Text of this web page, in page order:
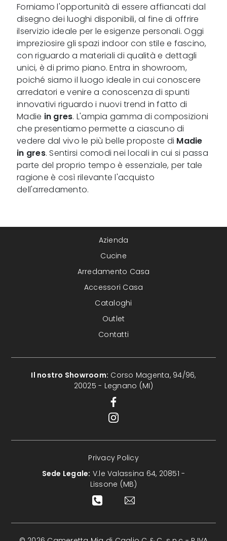
Forniamo l'opportunità di essere affiancati dal
disegno dei luoghi disponibili, al fine di offrire
ilservizio ideale per le esigenze personali. Oggi
impreziosire gli spazi indoor con stile e fascino,
con riguardo a materiali di qualità e dettagli
unici, è di primo piano. Entra in showroom,
poiché siamo il luogo ideale in cui conoscere
arredatori e venire a conoscenza di spunti
innovativi riguardo i nuovi trend in fatto di
Madie in gres. L'ampia gamma di composizioni
che presentiamo permette a ciascuno di
vedere dal vivo le più belle proposte di Madie
in gres. Sentirsi comodi nei locali in cui si passa
parte del proprio tempo è essenziale, per tale
ragione è così rilevante l'acquisto
dell'arredamento.
Azienda
Cucine
Arredamento Casa
Accessori Casa
Cataloghi
Outlet
Contatti
Il nostro Showroom: Corso Magenta, 94/96,
20025 - Legnano (MI)
Privacy Policy
Sede Legale: V.le Valassina 64, 20851 -
Lissone (MB)